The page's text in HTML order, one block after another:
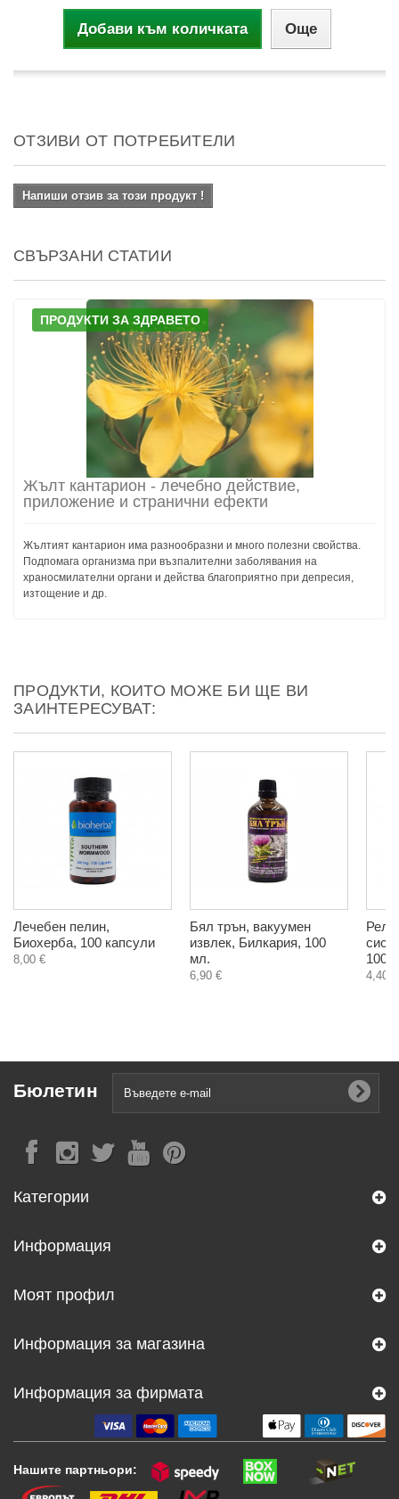
Добави към количката Още
ОТЗИВИ ОТ ПОТРЕБИТЕЛИ
Напиши отзив за този продукт !
СВЪРЗАНИ СТАТИИ
ПРОДУКТИ ЗА ЗДРАВЕТО
Жълт кантарион - лечебно действие,
приложение и странични ефекти
Жълтият кантарион има разнообразни и много полезни свойства.
Подпомага организма при възпалителни заболявания на
храносмилателни органи и действа благоприятно при депресия,
изтощение и др.
ПРОДУКТИ, КОИТО МОЖЕ БИ ЩЕ ВИ
ЗАИНТЕРЕСУВАТ:
Лечебен пелин,
Биохерба, 100 капсули
8,00 €
Бял трън, вакуумен
извлек, Билкария, 100
мл.
6,90 €
100
4,40 €
Бюлетин
Категории
Информация
Моят профил
Информация за магазина
Информация за фирмата
Нашите партньори: